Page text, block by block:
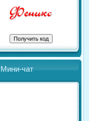
Мини-чат